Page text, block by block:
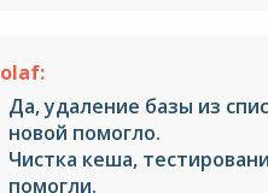
olaf:
Да, удаление базы из
новой помогло.
Чистка кеша,
помогли.